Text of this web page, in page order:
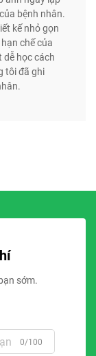
bệnh nhân.
kế nhỏ gọn
chế của
dễ học cách
tôi đã ghi
sớm.
0/100